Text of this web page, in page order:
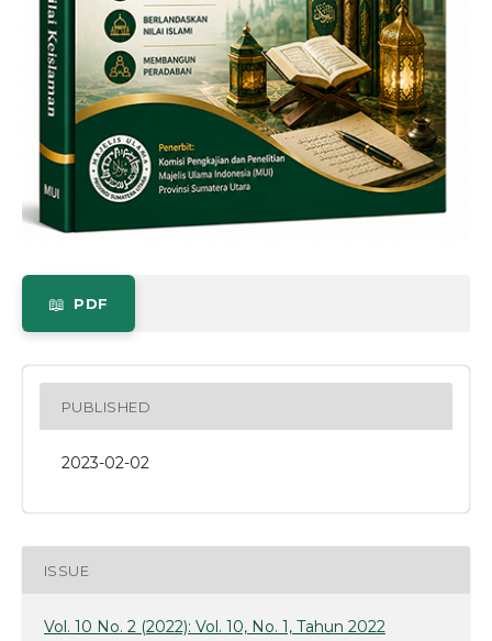
PDF
PUBLISHED
2023-02-02
ISSUE
Vol. 10 No. 2 (2022): Vol. 10, No. 1, Tahun 2022